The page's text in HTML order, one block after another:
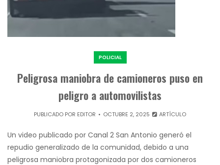
POLICIAL
Peligrosa maniobra de camioneros puso en
peligro a automovilistas
PUBLICADO POR EDITOR OCTUBRE 2, 2025 ARTÍCULO
Un video publicado por Canal 2 San Antonio generó el
repudio generalizado de la comunidad, debido a una
peligrosa maniobra protagonizada por dos camioneros